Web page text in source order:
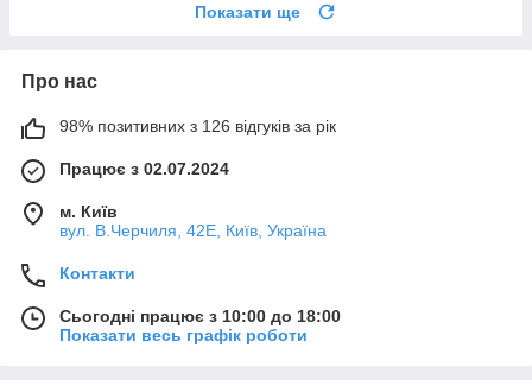
Показати ще
Про нас
98% позитивних з 126 відгуків за рік
Працює з 02.07.2024
м. Київ
вул. В.Черчиля, 42Е, Київ, Україна
Контакти
Сьогодні працює з 10:00 до 18:00
Показати весь графік роботи